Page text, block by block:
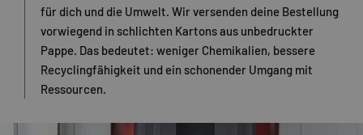
für dich und die Umwelt. Wir versenden deine Bestellung
vorwiegend in schlichten Kartons aus unbedruckter
Pappe. Das bedeutet: weniger Chemikalien, bessere
Recyclingfähigkeit und ein schonender Umgang mit
Ressourcen.